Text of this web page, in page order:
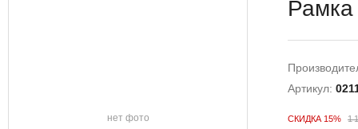
нет фото
Рамка
Артикул:
СКИДКА 15% 1